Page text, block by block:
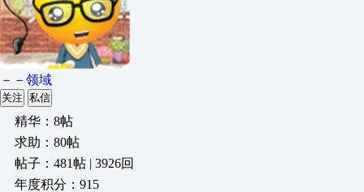
－－领域
关注 私信
精华：8帖
求助：80帖
帖子：481帖 | 3926回
年度积分：915